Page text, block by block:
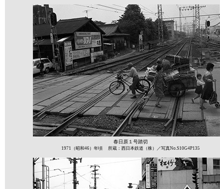
春日原１号踏切
1971（昭和46）年頃 所蔵：西日本鉄道（株）／写真No.S10G4P135